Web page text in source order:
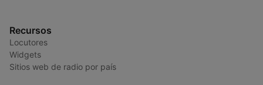
Recursos
Locutores
Widgets
Sitios web de radio por país